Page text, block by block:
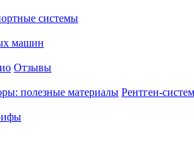
системы
машин
Отзывы
полезные материалы Рентген-